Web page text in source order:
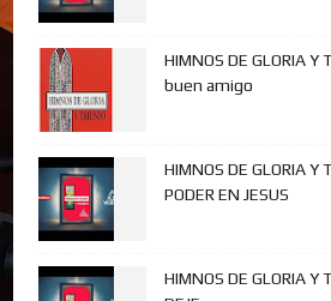
HIMNOS DE GLORIA Y
buen amigo
HIMNOS DE GLORIA Y
PODER EN JESUS
HIMNOS DE GLORIA Y